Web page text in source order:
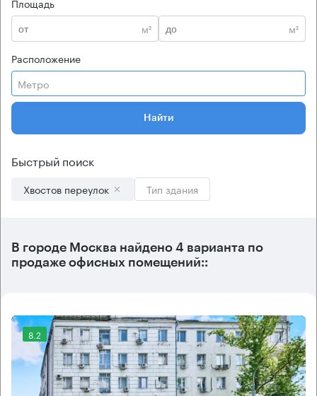
м²
м²
Расположение
Метро
Найти
Быстрый поиск
Хвостов переулок Тип здания
В городе Москва найдено 4 варианта по
продаже офисных помещений::
8.2